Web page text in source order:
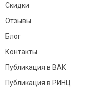
Скидки
Отзывы
Блог
Контакты
Публикация в ВАК
Публикация в РИНЦ